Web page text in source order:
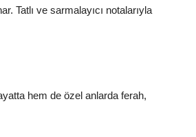
Tatlı ve sarmalayıcı notalarıyla
hem de özel anlarda ferah,